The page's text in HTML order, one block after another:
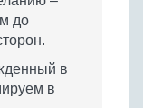
до
в
в